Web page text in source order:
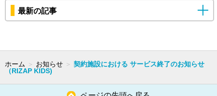
最新の記事
ホーム ＞ お知らせ ＞ 契約施設における サービス終了のお知らせ
（RIZAP KIDS)